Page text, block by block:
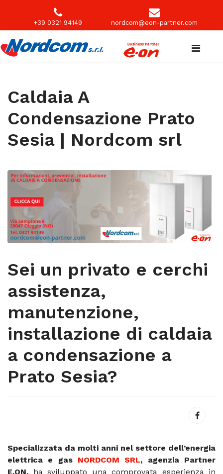
+39 0321 94149 nordcom@eon-partner.com
Caldaia A
Condensazione Prato
Sesia | Nordcom srl
Sei un privato e cerchi
assistenza,
manutenzione,
installazione di caldaia
a condensazione a
Prato Sesia?
Specializzata da molti anni nel settore dell’energia
elettrica e gas NORDCOM SRL, agenzia Partner
E.ON, ha sviluppato una comprovata esperienza in